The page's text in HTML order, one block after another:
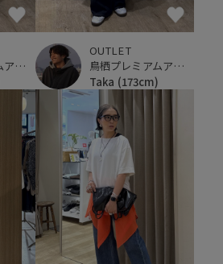
鳥栖プレミアムアウトレット
OUTLET
鳥栖プレミアムアウトレット
Taka (173cm)